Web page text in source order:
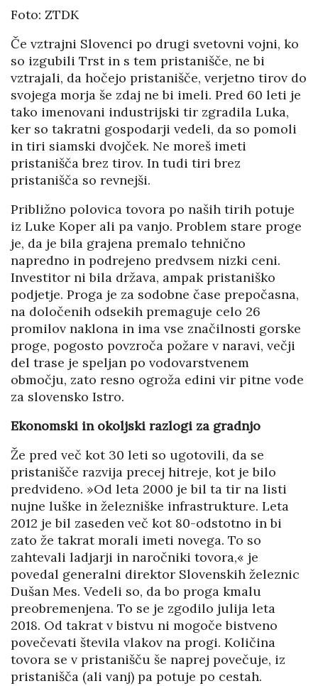
Foto: ZTDK
Če vztrajni Slovenci po drugi svetovni vojni, ko
so izgubili Trst in s tem pristanišče, ne bi
vztrajali, da hočejo pristanišče, verjetno tirov do
svojega morja še zdaj ne bi imeli. Pred 60 leti je
tako imenovani industrijski tir zgradila Luka,
ker so takratni gospodarji vedeli, da so pomoli
in tiri siamski dvojček. Ne moreš imeti
pristanišča brez tirov. In tudi tiri brez
pristanišča so revnejši.
Približno polovica tovora po naših tirih potuje
iz Luke Koper ali pa vanjo. Problem stare proge
je, da je bila grajena premalo tehnično
napredno in podrejeno predvsem nizki ceni.
Investitor ni bila država, ampak pristaniško
podjetje. Proga je za sodobne čase prepočasna,
na določenih odsekih premaguje celo 26
promilov naklona in ima vse značilnosti gorske
proge, pogosto povzroča požare v naravi, večji
del trase je speljan po vodovarstvenem
območju, zato resno ogroža edini vir pitne vode
za slovensko Istro.
Ekonomski in okoljski razlogi za gradnjo
Že pred več kot 30 leti so ugotovili, da se
pristanišče razvija precej hitreje, kot je bilo
predvideno. »Od leta 2000 je bil ta tir na listi
nujne luške in železniške infrastrukture. Leta
2012 je bil zaseden več kot 80-odstotno in bi
zato že takrat morali imeti novega. To so
zahtevali ladjarji in naročniki tovora,« je
povedal generalni direktor Slovenskih železnic
Dušan Mes. Vedeli so, da bo proga kmalu
preobremenjena. To se je zgodilo julija leta
2018. Od takrat v bistvu ni mogoče bistveno
povečevati števila vlakov na progi. Količina
tovora se v pristanišču še naprej povečuje, iz
pristanišča (ali vanj) pa potuje po cestah.